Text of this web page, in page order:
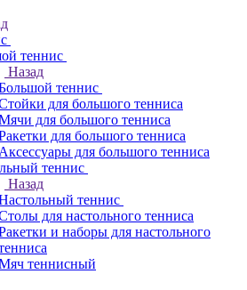
теннис
Назад
теннис
для большого тенниса
для большого тенниса
для большого тенниса
Аксессуары для большого тенниса
теннис
Назад
теннис
для настольного тенниса
и наборы для настольного
теннисный